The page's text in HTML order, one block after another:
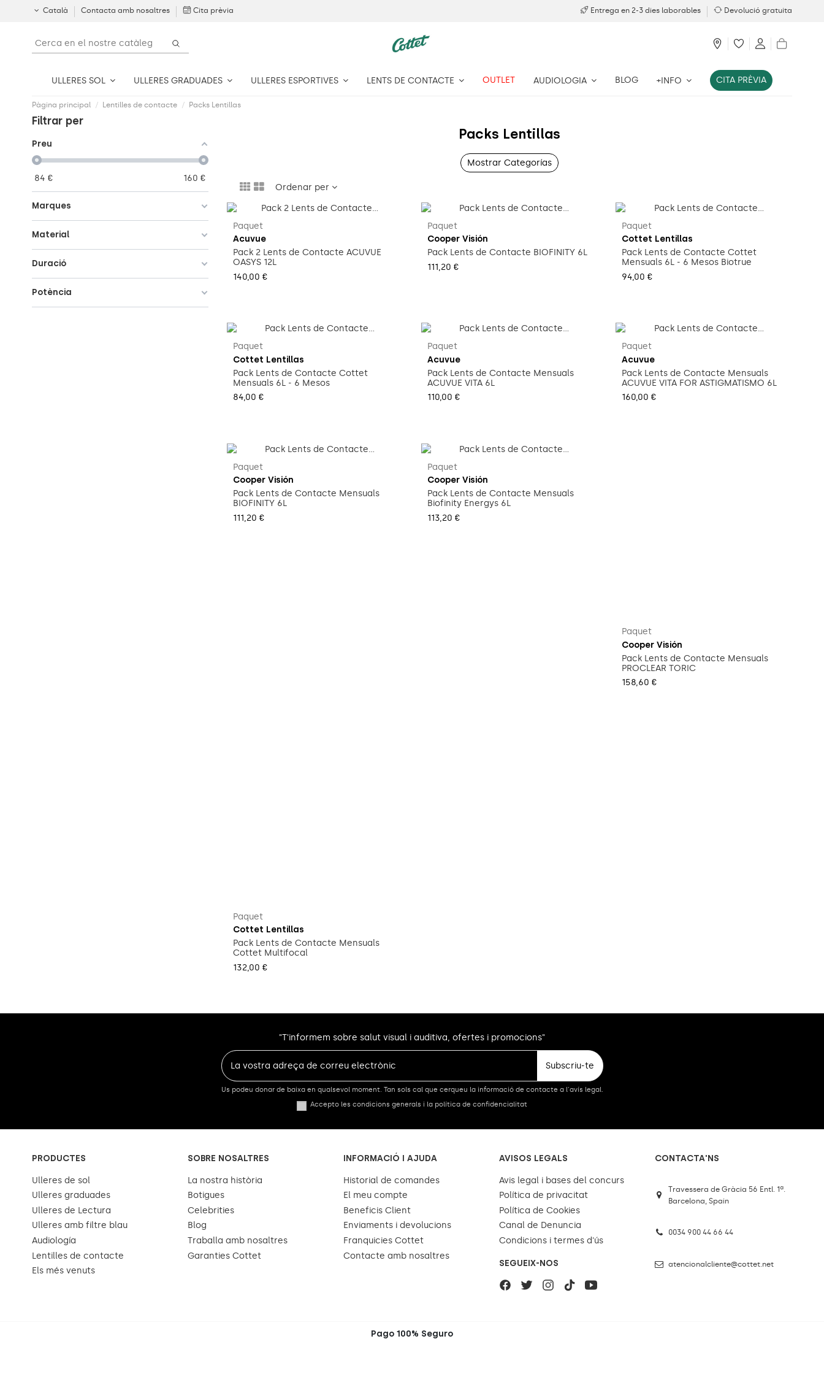
Català Contacta amb nosaltres Cita prèvia Entrega en 2-3 dies laborables Devolució gratuita
ULLERES SOL ULLERES GRADUADES ULLERES ESPORTIVES LENTS DE CONTACTE OUTLET AUDIOLOGIA BLOG +INFO CITA PRÈVIA
Pàgina principal Lentilles de contacte Packs Lentillas
Packs Lentillas
Mostrar Categorías
Ordenar per
Paquet
Acuvue
Pack 2 Lents de Contacte ACUVUE
OASYS 12L
140,00 €
Paquet
Cooper Visión
Pack Lents de Contacte BIOFINITY 6L
111,20 €
Paquet
Cottet Lentillas
Pack Lents de Contacte Cottet
Mensuals 6L - 6 Mesos Biotrue
94,00 €
Paquet
Cottet Lentillas
Pack Lents de Contacte Cottet
Mensuals 6L - 6 Mesos
84,00 €
Paquet
Acuvue
Pack Lents de Contacte Mensuals
ACUVUE VITA 6L
110,00 €
Paquet
Acuvue
Pack Lents de Contacte Mensuals
ACUVUE VITA FOR ASTIGMATISMO 6L
160,00 €
Paquet
Cooper Visión
Pack Lents de Contacte Mensuals
BIOFINITY 6L
111,20 €
Paquet
Cooper Visión
Pack Lents de Contacte Mensuals
Biofinity Energys 6L
113,20 €
Paquet
Cooper Visión
Pack Lents de Contacte Mensuals
PROCLEAR TORIC
158,60 €
Paquet
Cottet Lentillas
Pack Lents de Contacte Mensuals
Cottet Multifocal
132,00 €
Filtrar per
Preu
84 € 160 €
Marques
Material
Duració
Potència
"T'informem sobre salut visual i auditiva, ofertes i promocions"
Subscriu-te
Us podeu donar de baixa en qualsevol moment. Tan sols cal que cerqueu la informació de contacte a l'avís legal.
Accepto les condicions generals i la política de confidencialitat
PRODUCTES
Ulleres de sol
Ulleres graduades
Ulleres de Lectura
Ulleres amb filtre blau
Audiología
Lentilles de contacte
Els més venuts
SOBRE NOSALTRES
La nostra història
Botigues
Celebrities
Blog
Traballa amb nosaltres
Garanties Cottet
INFORMACIÓ I AJUDA
Historial de comandes
El meu compte
Beneficis Client
Enviaments i devolucions
Franquicies Cottet
Contacte amb nosaltres
AVISOS LEGALS
Avis legal i bases del concurs
Política de privacitat
Política de Cookies
Canal de Denuncia
Condicions i termes d'ús
SEGUEIX-NOS
CONTACTA'NS
Travessera de Gràcia 56 Entl. 1ª.
Barcelona, Spain
0034 900 44 66 44
atencionalcliente@cottet.net
Pago 100% Seguro